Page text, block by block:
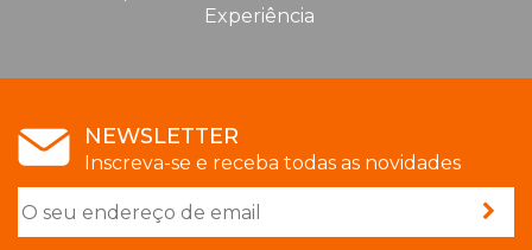
Experiência
NEWSLETTER
Inscreva-se e receba todas as novidades